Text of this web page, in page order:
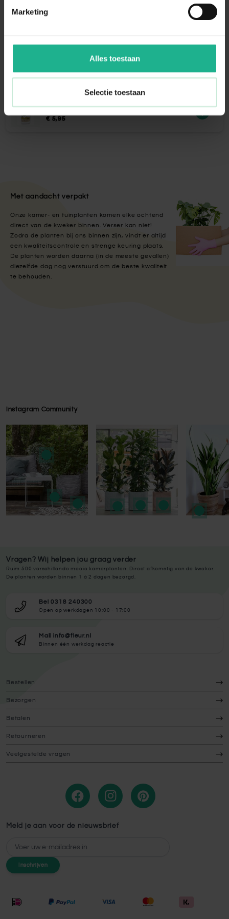
Marketing
Alles toestaan
Selectie toestaan
watermeter twee tot drie dagen op 'min'
heeft gestaan. Het waterpeil dient dan tot
Aanraders vanFleur.nl
Bio voeding bonsai
€ 5,95
Met aandacht verpakt
Onze kamer- en tuinplanten komen elke ochtend
direct van de kweker binnen. Verser kan niet!
Zodra de planten bij ons binnen zijn, vindt er altijd
een kwaliteitscontrole en strenge keuring plaats.
De planten worden daarna (in de meeste gevallen)
diezelfde dag nog verstuurd om de beste kwaliteit
te behouden.
Instagram Community
Press to skip carousel
Press to skip carousel
Vragen? Wij helpen jou graag verder
Ruim 500 verschillende mooie kamerplanten. Direct afkomstig van de kweker.
De planten worden binnen 1 à 2 dagen bezorgd.
Bel 0318 240300
Open op werkdagen 10:00 - 17:00
Mail info@fleur.nl
Binnen één werkdag reactie
Bestellen
Bezorgen
Betalen
Retourneren
Veelgestelde vragen
Meld je aan voor de nieuwsbrief
E-mailadres
Inschrijven